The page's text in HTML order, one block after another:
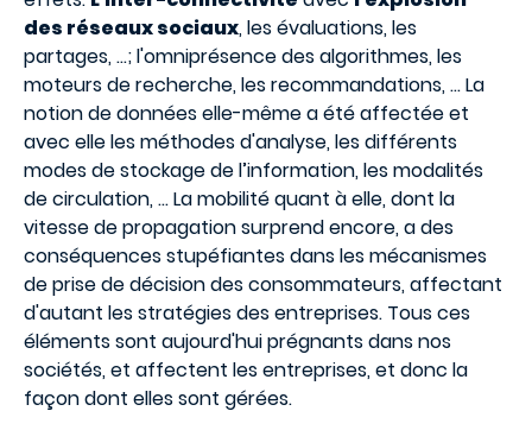
des réseaux sociaux, les évaluations, les
partages, ...; l'omniprésence des algorithmes, les
moteurs de recherche, les recommandations, ... La
notion de données elle-même a été affectée et
avec elle les méthodes d'analyse, les différents
modes de stockage de l’information, les modalités
de circulation, ... La mobilité quant à elle, dont la
vitesse de propagation surprend encore, a des
conséquences stupéfiantes dans les mécanismes
de prise de décision des consommateurs, affectant
d'autant les stratégies des entreprises. Tous ces
éléments sont aujourd'hui prégnants dans nos
sociétés, et affectent les entreprises, et donc la
façon dont elles sont gérées.